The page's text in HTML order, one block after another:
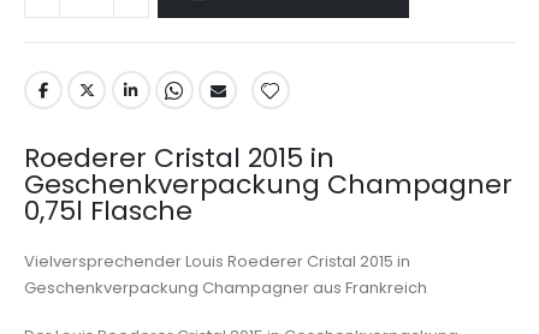
Roederer Cristal 2015 in
Geschenkverpackung Champagner
0,75l Flasche
Vielversprechender Louis Roederer Cristal 2015 in
Geschenkverpackung Champagner aus Frankreich